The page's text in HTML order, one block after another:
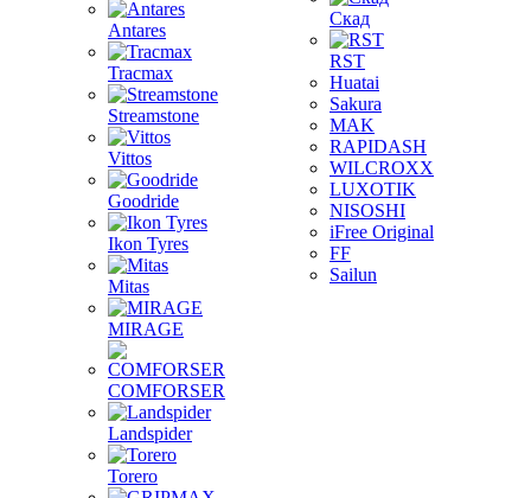
Antares
Tracmax
Streamstone
Vittos
Goodride
Ikon Tyres
Mitas
MIRAGE
COMFORSER
Landspider
Torero
Скад
RST
Huatai
Sakura
MAK
RAPIDASH
WILCROXX
LUXOTIK
NISOSHI
iFree Original
FF
Sailun